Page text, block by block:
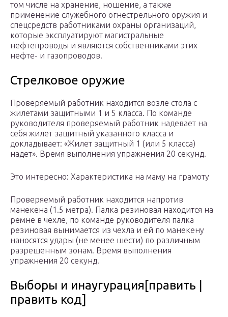
том числе на хранение, ношение, а также
применение служебного огнестрельного оружия и
спецсредств работниками охраны организаций,
которые эксплуатируют магистральные
нефтепроводы и являются собственниками этих
нефте- и газопроводов.
Стрелковое оружие
Проверяемый работник находится возле стола с
жилетами защитными 1 и 5 класса. По команде
руководителя проверяемый работник надевает на
себя жилет защитный указанного класса и
докладывает: «Жилет защитный 1 (или 5 класса)
надет». Время выполнения упражнения 20 секунд.
Это интересно: Характеристика на маму на грамоту
Проверяемый работник находится напротив
манекена (1.5 метра). Палка резиновая находится на
ремне в чехле, по команде руководителя палка
резиновая вынимается из чехла и ей по манекену
наносятся удары (не менее шести) по различным
разрешенным зонам. Время выполнения
упражнения 20 секунд.
Выборы и инаугурация[править |
править код]